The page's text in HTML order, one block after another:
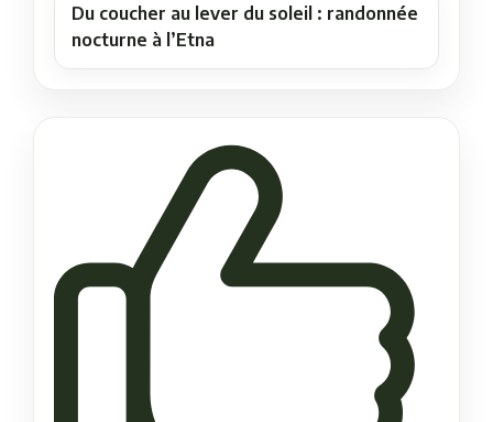
Du coucher au lever du soleil : randonnée
nocturne à l’Etna